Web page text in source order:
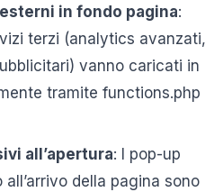
in fondo pagina:
terzi (analytics avanzati,
vanno caricati in
tramite functions.php
all’apertura: I pop-up
della pagina sono